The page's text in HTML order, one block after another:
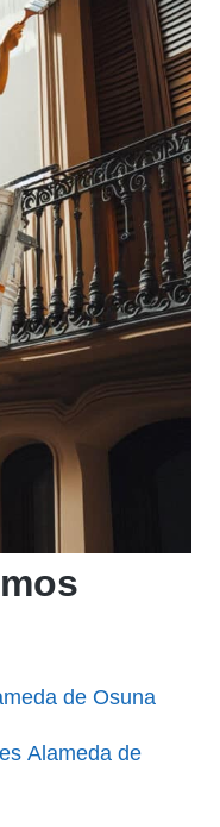
de Osuna
Alameda de